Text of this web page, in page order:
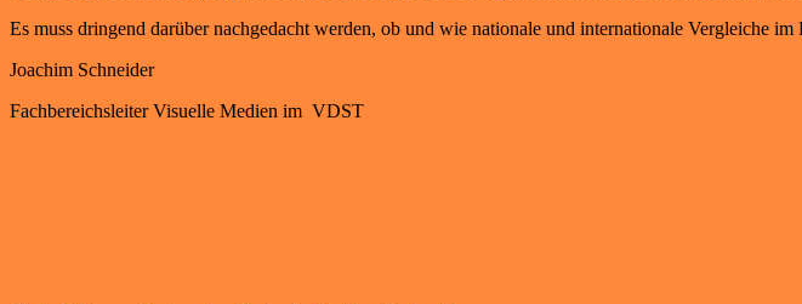
Es muss dringend darüber nachgedacht werden, ob und wie nationale und internationale Vergleiche
Joachim Schneider
Fachbereichsleiter Visuelle Medien im VDST